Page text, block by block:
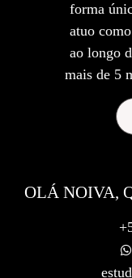
forma
atuo
ao longo
mais de 5
OLÁ NOIVA,